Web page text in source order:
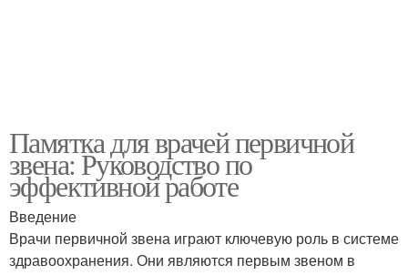
Памятка для врачей первичной
звена: Руководство по
эффективной работе
Введение
Врачи первичной звена играют ключевую роль в системе
здравоохранения. Они являются первым звеном в